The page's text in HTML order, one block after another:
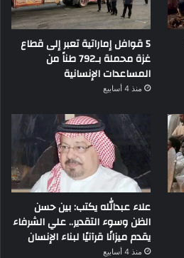
5 قوافل إماراتية تعبر إلى قطاع
غزة محملة بـ792 طناً من
المساعدات الإنسانية
منذ 4 أسابيع
علاء عبدالله يكتب: بين حسن
الظن وسوء التقدير.. علي الشرفاء
يقدم ميزانًا قرآنيًا لبناء الإنسان
منذ 4 أسابيع